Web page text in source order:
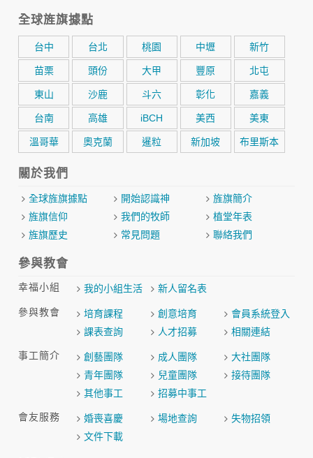
全球旌旗據點
台中 台北 桃園 中壢 新竹
苗栗 頭份 大甲 豐原 北屯
東山 沙鹿 斗六 彰化 嘉義
台南 高雄 iBCH 美西 美東
溫哥華 奧克蘭 暹粒 新加坡 布里斯本
關於我們
全球旌旗據點 開始認識神
旌旗簡介
旌旗信仰
我們的牧師
植堂年表
旌旗歷史
常見問題 聯絡我們
參與教會
幸福小組 我的小組生活 新人留名表
參與教會 培育課程 創意培育
會員系統登入
課表查詢
人才招募 相關連結
事工簡介 創藝團隊 成人團隊
大社團隊
青年團隊
兒童團隊
接待團隊
其他事工
招募中事工
會友服務 婚喪喜慶 場地查詢
失物招領
文件下載